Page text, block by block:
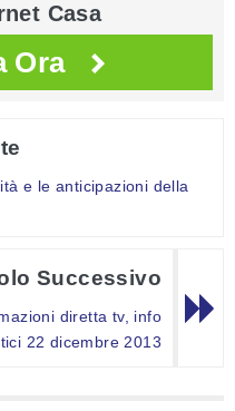
Casa
Ora
e le anticipazioni della
Successivo
diretta tv, info
22 dicembre 2013